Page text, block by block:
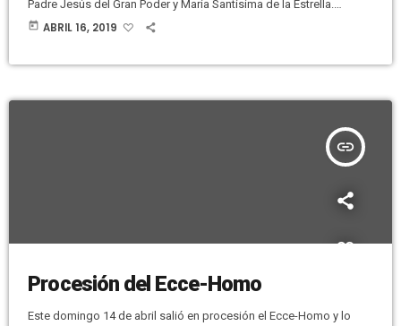
Padre Jesús del Gran Poder y María Santísima de la Estrella.
Hemos hecho varias conexiones. La primera para ver la salida de
today ABRIL 16, 2019
insert_link
Procesión del Ecce-Homo
Este domingo 14 de abril salió en procesión el Ecce-Homo y lo